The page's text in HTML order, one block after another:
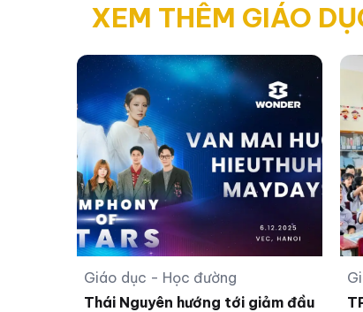
XEM THÊM GIÁO
Giáo dục - Học đường
Thái Nguyên hướng tới giảm đầu